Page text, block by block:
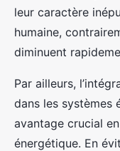
leur caractère
humaine,
diminuent
Par ailleurs,
dans les systèmes
avantage crucial
énergétique. En